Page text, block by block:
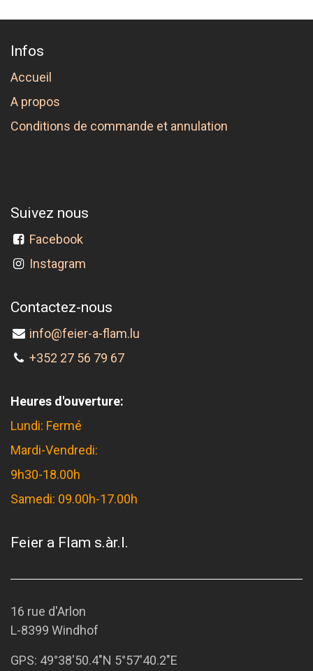
Infos
Accueil
A propos
Conditions de commande et annulation
Suivez nous
Facebook
Instagram
Contactez-nous
info@feier-a-flam.lu
+352 27 56 79 67
Heures d'ouverture:
Lundi: Fermé
Mardi-Vendredi:
9h30-18.00h
Samedi: 09.00h-17.00h
Feier a Flam s.àr.l.
16 rue d'Arlon
L-8399 Windhof
GPS: 49°38'50.4"N 5°57'40.2"E